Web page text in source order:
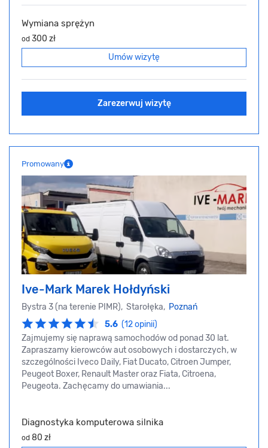
Wymiana sprężyn
od 300 zł
Umów wizytę
Zarezerwuj wizytę
Promowany
Ive-Mark Marek Hołdyński
Bystra 3 (na terenie PIMR), Starołęka, Poznań
5.6 (12 opinii)
Zajmujemy się naprawą samochodów od ponad 30 lat.
Zapraszamy kierowców aut osobowych i dostarczych, w
szczególności Iveco Daily, Fiat Ducato, Citroen Jumper,
Peugeot Boxer, Renault Master oraz Fiata, Citroena,
Peugeota. Zachęcamy do umawiania...
Diagnostyka komputerowa silnika
od 80 zł